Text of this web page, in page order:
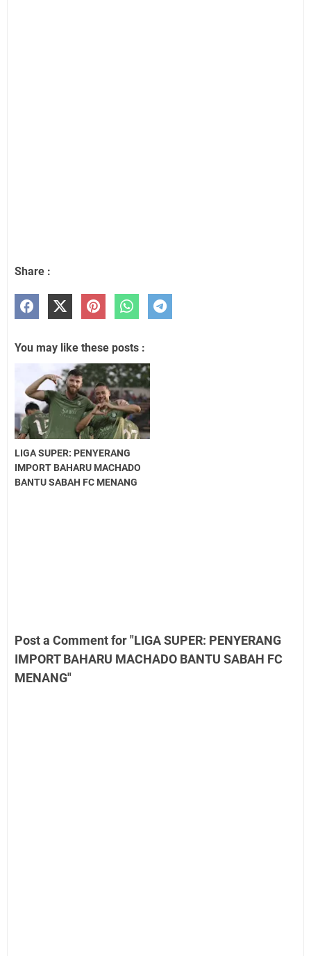
Share :
You may like these posts :
LIGA SUPER: PENYERANG
IMPORT BAHARU MACHADO
BANTU SABAH FC MENANG
Post a Comment for "LIGA SUPER: PENYERANG
IMPORT BAHARU MACHADO BANTU SABAH FC
MENANG"